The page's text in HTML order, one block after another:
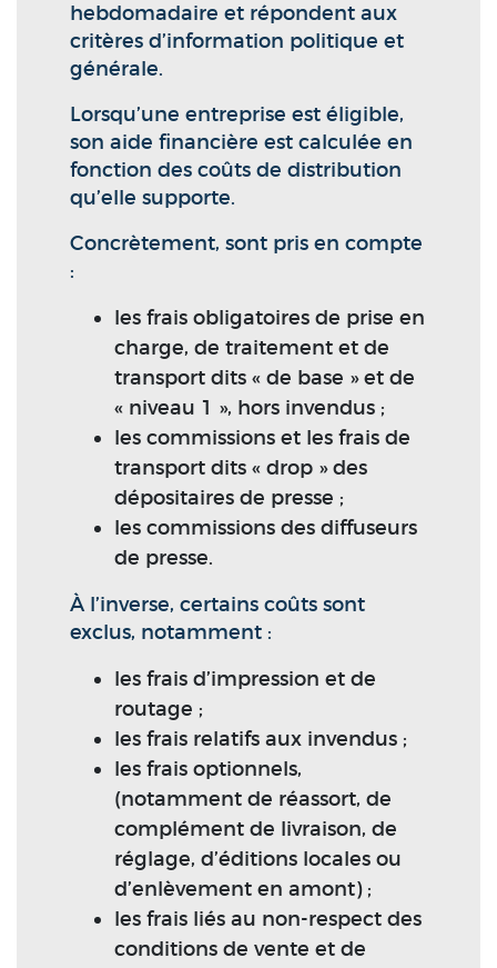
hebdomadaire et répondent aux
critères d’information politique et
générale.
Lorsqu’une entreprise est éligible,
son aide financière est calculée en
fonction des coûts de distribution
qu’elle supporte.
Concrètement, sont pris en compte
:
les frais obligatoires de prise en
charge, de traitement et de
transport dits « de base » et de
« niveau 1 », hors invendus ;
les commissions et les frais de
transport dits « drop » des
dépositaires de presse ;
les commissions des diffuseurs
de presse.
À l’inverse, certains coûts sont
exclus, notamment :
les frais d’impression et de
routage ;
les frais relatifs aux invendus ;
les frais optionnels,
(notamment de réassort, de
complément de livraison, de
réglage, d’éditions locales ou
d’enlèvement en amont) ;
les frais liés au non-respect des
conditions de vente et de